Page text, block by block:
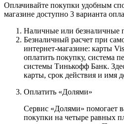
Оплачивайте покупки удобным
магазине доступно 3 варианта
Наличные или безналичные
Безналичный расчет при
интернет-магазине: карты
оплатить покупку, система
системы Тинькофф Банк.
карты, срок действия и имя
Оплатить «Долями»
Сервис «Долями» помогает
покупки на четыре равных